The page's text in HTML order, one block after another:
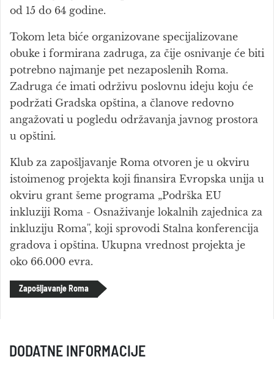
od 15 do 64 godine.
Tokom leta biće organizovane specijalizovane
obuke i formirana zadruga, za čije osnivanje će biti
potrebno najmanje pet nezaposlenih Roma.
Zadruga će imati održivu poslovnu ideju koju će
podržati Gradska opština, a članove redovno
angažovati u pogledu održavanja javnog prostora
u opštini.
Klub za zapošljavanje Roma otvoren je u okviru
istoimenog projekta koji finansira Evropska unija u
okviru grant šeme programa „Podrška EU
inkluziji Roma - Osnaživanje lokalnih zajednica za
inkluziju Roma'', koji sprovodi Stalna konferencija
gradova i opština. Ukupna vrednost projekta je
oko 66.000 evra.
Zapošljavanje Roma
DODATNE INFORMACIJE